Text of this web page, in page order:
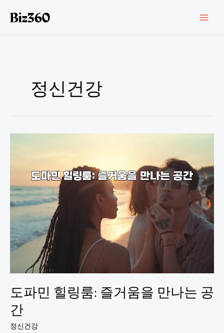
로
정신건강
도파민 힐링룸: 즐거움을 만나는 공
간
정신건강